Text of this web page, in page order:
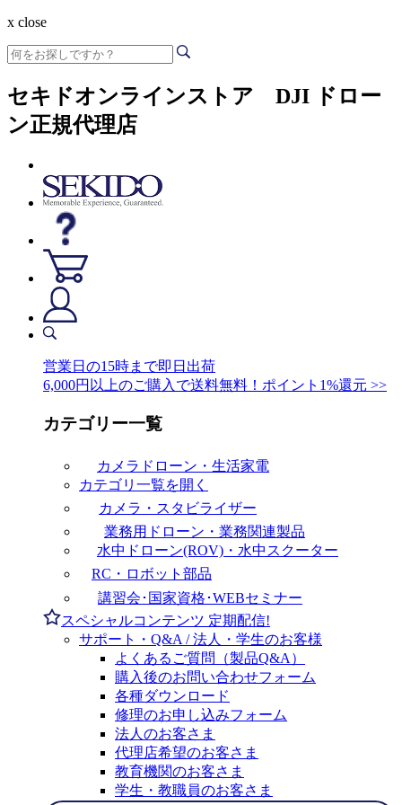
x close
セキドオンラインストア DJI ドロー
ン正規代理店
営業日の15時まで即日出荷
6,000円以上のご購入で送料無料！ポイント1%還元 >>
カテゴリー一覧
カメラドローン・生活家電
カテゴリ一覧を開く
カメラ・スタビライザー
業務用ドローン・業務関連製品
水中ドローン(ROV)・水中スクーター
RC・ロボット部品
講習会･国家資格･WEBセミナー
スペシャルコンテンツ 定期配信!
サポート・Q&A / 法人・学生のお客様
よくあるご質問（製品Q&A）
購入後のお問い合わせフォーム
各種ダウンロード
修理のお申し込みフォーム
法人のお客さま
代理店希望のお客さま
教育機関のお客さま
学生・教職員のお客さま